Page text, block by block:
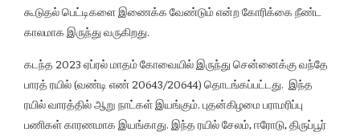
கூடுதல் பெட்டிகளை இணைக்க வேண்டும் என்ற கோரிக்கை நீண்ட
காலமாக இருந்து வருகிறது.
கடந்த 2023 ஏப்ரல் மாதம் கோவையில் இருந்து சென்னைக்கு வந்தே
பாரத் ரயில் (வண்டி எண் 20643/20644) தொடங்கப்பட்டது. இந்த
ரயில் வாரத்தில் ஆறு நாட்கள் இயங்கும். புதன்கிழமை பராமரிப்பு
பணிகள் காரணமாக இயங்காது. இந்த ரயில் சேலம், ஈரோடு, திருப்பூர்